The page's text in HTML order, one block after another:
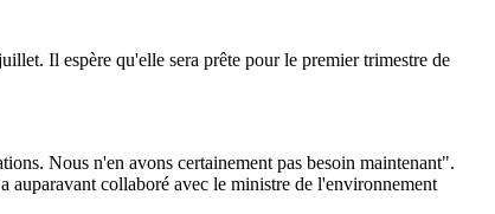
Il espère qu'elle sera prête pour le premier trimestre de
Nous n'en avons certainement pas besoin maintenant".
auparavant collaboré avec le ministre de l'environnement